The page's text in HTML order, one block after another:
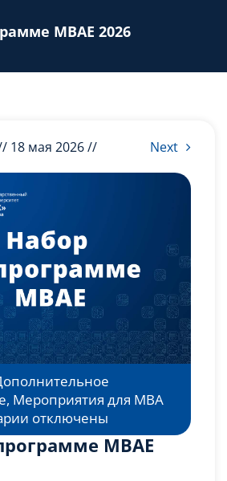
МВАЕ 2026
Next
18 мая 2026 //
, Мероприятия для MBA
к
записи
Набор
отключены
МВАЕ